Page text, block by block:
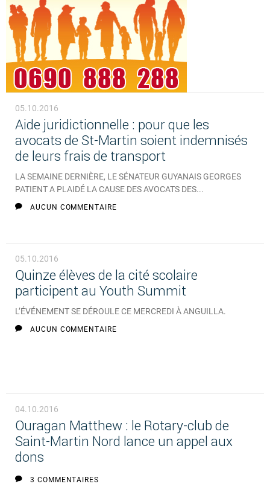
05.10.2016
Aide juridictionnelle : pour que les
avocats de St-Martin soient indemnisés
de leurs frais de transport
LA SEMAINE DERNIÈRE, LE SÉNATEUR GUYANAIS GEORGES
PATIENT A PLAIDÉ LA CAUSE DES AVOCATS DES...
AUCUN COMMENTAIRE
05.10.2016
Quinze élèves de la cité scolaire
participent au Youth Summit
L’ÉVÉNEMENT SE DÉROULE CE MERCREDI À ANGUILLA.
AUCUN COMMENTAIRE
04.10.2016
Ouragan Matthew : le Rotary-club de
Saint-Martin Nord lance un appel aux
dons
3 COMMENTAIRES